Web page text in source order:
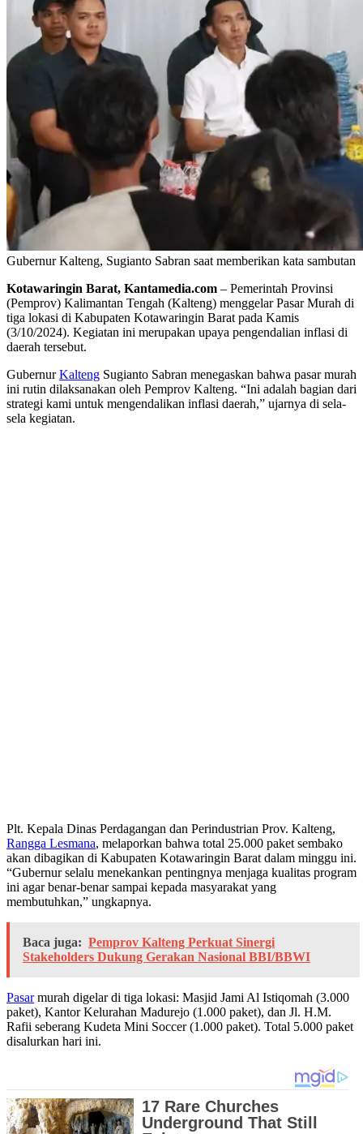
Gubernur Kalteng, Sugianto Sabran saat memberikan kata sambutan
Kotawaringin Barat, Kantamedia.com – Pemerintah Provinsi
(Pemprov) Kalimantan Tengah (Kalteng) menggelar Pasar Murah di
tiga lokasi di Kabupaten Kotawaringin Barat pada Kamis
(3/10/2024). Kegiatan ini merupakan upaya pengendalian inflasi di
daerah tersebut.
GubernurKalteng Sugianto Sabran menegaskan bahwa pasar murah
ini rutin dilaksanakan oleh Pemprov Kalteng. “Ini adalah bagian dari
strategi kami untuk mengendalikan inflasi daerah,” ujarnya di sela-
sela kegiatan.
Plt. Kepala Dinas Perdagangan dan Perindustrian Prov. Kalteng,
Rangga Lesmana, melaporkan bahwa total 25.000 paket sembako
akan dibagikan di Kabupaten Kotawaringin Barat dalam minggu ini.
“Gubernur selalu menekankan pentingnya menjaga kualitas program
ini agar benar-benar sampai kepada masyarakat yang
membutuhkan,” ungkapnya.
Baca juga: Pemprov Kalteng Perkuat Sinergi
Stakeholders Dukung Gerakan Nasional BBI/BBWI
Pasarmurah digelar di tiga lokasi: Masjid Jami Al Istiqomah (3.000
paket), Kantor Kelurahan Madurejo (1.000 paket), dan Jl. H.M.
Rafii seberang Kudeta Mini Soccer (1.000 paket). Total 5.000 paket
disalurkan hari ini.